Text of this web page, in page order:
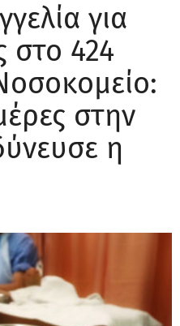
για
στο 424
στην
η